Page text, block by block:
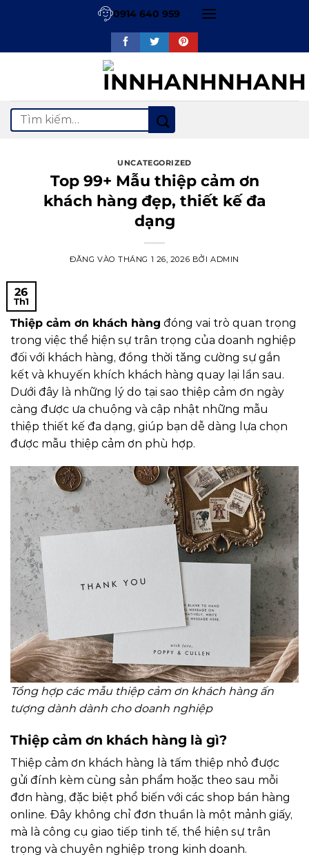
0914 640 959
Tìm
kiếm:
UNCATEGORIZED
Top 99+ Mẫu thiệp cảm ơn
khách hàng đẹp, thiết kế đa
dạng
ĐĂNG VÀOTHÁNG 1 26, 2026 BỞI ADMIN
26
Th1
Thiệp cảm ơn khách hàng đóng vai trò quan trọng
trong việc thể hiện sự trân trọng của doanh nghiệp
đối với khách hàng, đồng thời tăng cường sự gắn
kết và khuyến khích khách hàng quay lại lần sau.
Dưới đây là những lý do tại sao thiệp cảm ơn ngày
càng được ưa chuộng và cập nhật những mẫu
thiệp thiết kế đa dạng, giúp bạn dễ dàng lựa chọn
được mẫu thiệp cảm ơn phù hợp.
Tổng hợp các mẫu thiệp cảm ơn khách hàng ấn
tượng dành dành cho doanh nghiệp
Thiệp cảm ơn khách hàng là gì?
Thiệp cảm ơn khách hàng là tấm thiệp nhỏ được
gửi đính kèm cùng sản phẩm hoặc theo sau mỗi
đơn hàng, đặc biệt phổ biến với các shop bán hàng
online. Đây không chỉ đơn thuần là một mảnh giấy,
mà là công cụ giao tiếp tinh tế, thể hiện sự trân
trọng và chuyên nghiệp trong kinh doanh.